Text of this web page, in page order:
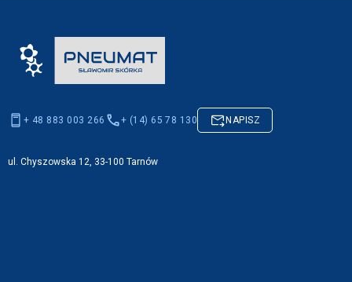
+ 48 883 003 266 + (14) 65 78 130 NAPISZ
ul. Chyszowska 12, 33-100 Tarnów